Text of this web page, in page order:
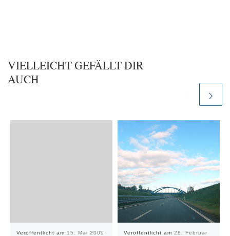
VIELLEICHT GEFÄLLT DIR
AUCH
Veröffentlicht am 15. Mai 2009 Veröffentlicht am 28. Februar